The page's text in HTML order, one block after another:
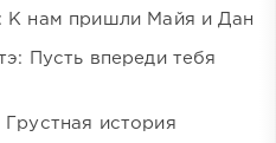
К нам пришли Майя и Дан
Пусть впереди тебя
история